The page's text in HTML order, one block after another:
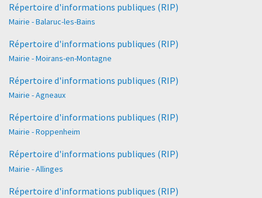
Répertoire d'informations publiques (RIP)
Mairie - Balaruc-les-Bains
Répertoire d'informations publiques (RIP)
Mairie - Moirans-en-Montagne
Répertoire d'informations publiques (RIP)
Mairie - Agneaux
Répertoire d'informations publiques (RIP)
Mairie - Roppenheim
Répertoire d'informations publiques (RIP)
Mairie - Allinges
Répertoire d'informations publiques (RIP)